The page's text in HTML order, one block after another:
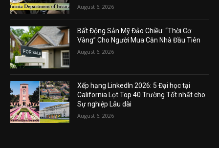
August 6, 2026
Bất Động Sản Mỹ Đảo Chiều: “Thời Cơ
Vàng” Cho Người Mua Căn Nhà Đầu Tiên
August 6, 2026
Xếp hạng LinkedIn 2026: 5 Đại học tại
California Lọt Top 40 Trường Tốt nhất cho
Sự nghiệp Lâu dài
August 6, 2026